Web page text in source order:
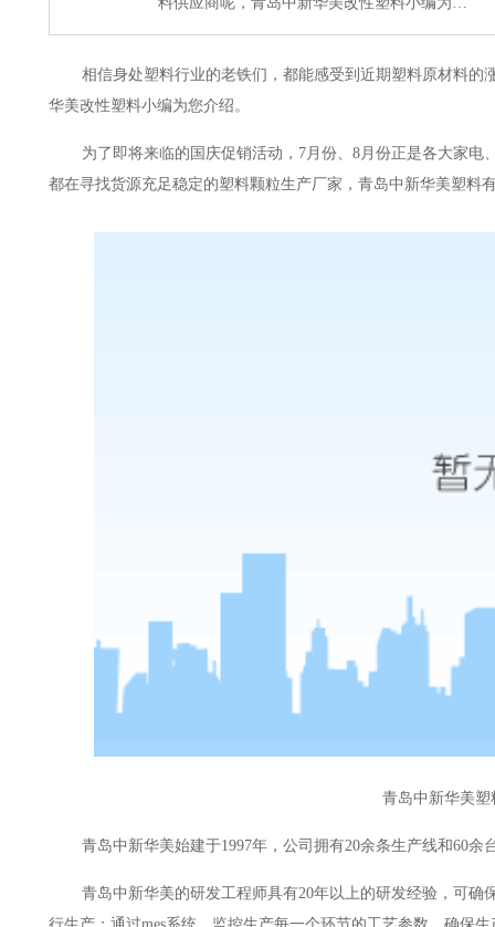
相信身处塑料行业的老铁们，都能感受到近期 塑料原材料的
华美改性塑料小编为您介绍。
为了即将来临的国庆促销活动， 7月份、8月份正是各大家电
都在寻找货源充足稳定的塑料颗粒生产厂家，青岛中新华美塑料
青岛中新华美
青岛中新华美始建于1997年，公司拥有20余条生产线和60
青岛中新华美的研发工程师具有20年以上的研发经验，可确